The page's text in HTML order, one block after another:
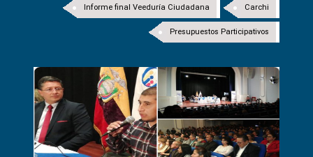
Carchi
Informe final Veeduría Ciudadana
Presupuestos Participativos